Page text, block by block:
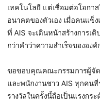
เทคโนโลยี แต่เชื่อมต่อโอกา
อนาคตของตัวเอง เมื่อคนแข็
ที่ AIS จะเดินหน้าสร้างการเติ
กว่าคำว่าความสำเร็จขององค์
ขอขอบคุณคณะกรรมการผู้จัด
และพนักงานชาว AIS ทุกคน
รางวัลในครั้งนี้ถือเป็นแรงกร